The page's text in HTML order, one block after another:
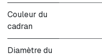
Couleur du
cadran
Diamètre du